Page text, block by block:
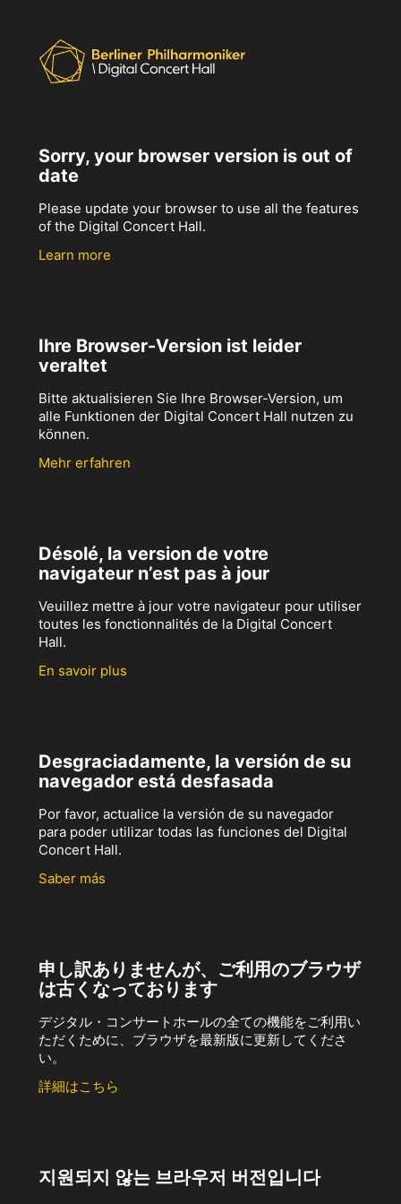
Sorry, your browser version is out of
date
Please update your browser to use all the features
of the Digital Concert Hall.
Learn more
Ihre Browser-Version ist leider
veraltet
Bitte aktualisieren Sie Ihre Browser-Version, um
alle Funktionen der Digital Concert Hall nutzen zu
können.
Mehr erfahren
Désolé, la version de votre
navigateur n’est pas à jour
Veuillez mettre à jour votre navigateur pour utiliser
toutes les fonctionnalités de la Digital Concert
Hall.
En savoir plus
Desgraciadamente, la versión de su
navegador está desfasada
Por favor, actualice la versión de su navegador
para poder utilizar todas las funciones del Digital
Concert Hall.
Saber más
申し訳ありませんが、ご利用のブラウザ
は古くなっております
デジタル・コンサートホールの全ての機能をご利用い
ただくために、ブラウザを最新版に更新してくださ
い。
詳細はこちら
지원되지 않는 브라우저 버전입니다